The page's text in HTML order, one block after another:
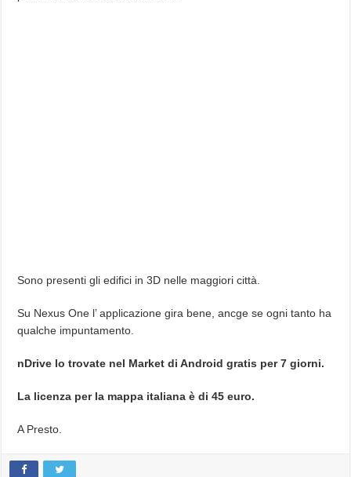
Sono presenti gli edifici in 3D nelle maggiori città.
Su Nexus One l’ applicazione gira bene, ancge se ogni tanto ha
qualche impuntamento.
nDrive lo trovate nel Market di Android gratis per 7 giorni.
La licenza per la mappa italiana è di 45 euro.
A Presto.